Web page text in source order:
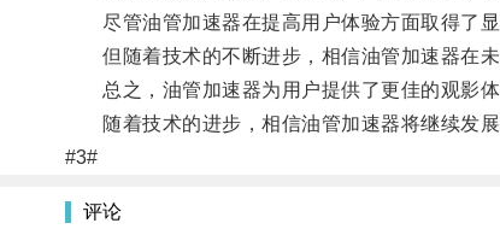
尽管油管加速器在提高用户体验方面取得了显
但随着技术的不断进步，相信油管加速器在未
总之，油管加速器为用户提供了更佳的观影体
随着技术的进步，相信油管加速器将继续发展
#3#
评论